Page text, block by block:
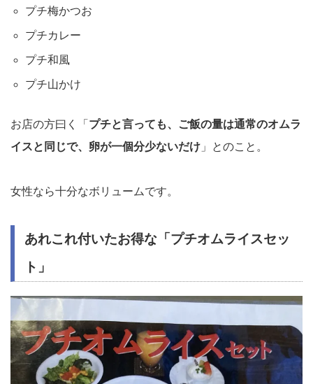
プチ梅かつお
プチカレー
プチ和風
プチ山かけ
お店の方曰く「 プチと言っても、ご飯の量は通常のオムラ
イスと同じで、卵が一個分少ないだけ 」とのこと。
女性なら十分なボリュームです。
あれこれ付いたお得な「プチオムライスセッ
ト」